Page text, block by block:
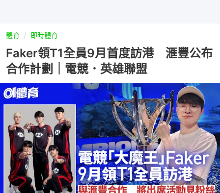
體育 即時體育
Faker領T1全員9月首度訪港 滙豐公布
合作計劃｜電競．英雄聯盟